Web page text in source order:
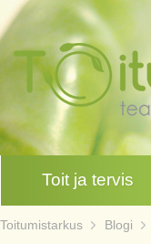
Toit ja tervis
Toitumistarkus Blogi